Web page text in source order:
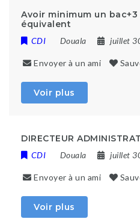
Avoir minimum un
équivalent
CDI Douala juillet
Envoyer à un ami
Voir plus
DIRECTEUR
CDI Douala juillet
Envoyer à un ami
Voir plus